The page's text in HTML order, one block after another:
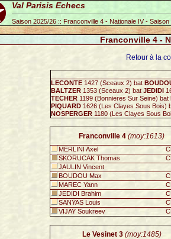
Val Parisis Echecs
Saison 2025/26 :: Franconville 4 - Nationale IV -
Franconville 4 -
Retour à la
LECONTE 1427 (Sceaux 2) bat
BALTZER 1353 (Sceaux 2) bat JEDIDI
TECHER 1199 (Bonnieres Sur Seine) bat
PIQUARD 1626 (Les Clayes Sous Bois)
NOSPERGER 1180 (Les Clayes Sous
Franconville 4 (moy:1613)
MERLINI Axel
SKORUCAK Thomas
JAULIN Vincent
BOUDOU Max
MAREC Yann
JEDIDI Brahim
SANYAS Louis
VIJAY Soukreev
Le Vesinet 3 (moy:1485)